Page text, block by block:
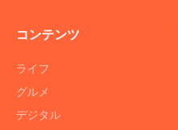
コンテンツ
ライフ
グルメ
デジタル